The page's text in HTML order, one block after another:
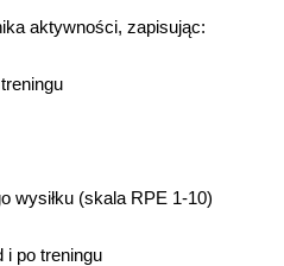
aktywności, zapisując:
wysiłku (skala RPE 1-10)
i po treningu